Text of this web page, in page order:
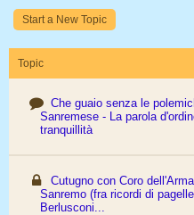
Start a New Topic
Topic
Che guaio senza le
Sanremese - La parola
tranquillità
Cutugno con Coro
Sanremo (fra ricordi di
Berlusconi...